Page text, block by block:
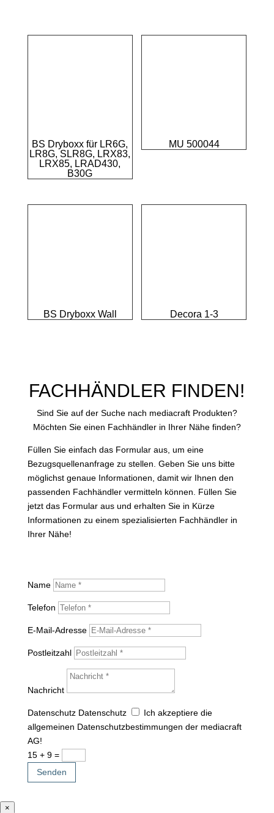
BS Dryboxx für LR6G,
LR8G, SLR8G, LRX83,
LRX85, LRAD430,
B30G
MU 500044
BS Dryboxx Wall Decora 1-3
FACHHÄNDLER FINDEN!
Sind Sie auf der Suche nach mediacraft Produkten?
Möchten Sie einen Fachhändler in Ihrer Nähe finden?
Füllen Sie einfach das Formular aus, um eine
Bezugsquellenanfrage zu stellen. Geben Sie uns bitte
möglichst genaue Informationen, damit wir Ihnen den
passenden Fachhändler vermitteln können. Füllen Sie
jetzt das Formular aus und erhalten Sie in Kürze
Informationen zu einem spezialisierten Fachhändler in
Ihrer Nähe!
Name
Telefon
E-Mail-Adresse
Postleitzahl
Nachricht
Datenschutz Datenschutz
Ich akzeptiere die
allgemeinen Datenschutzbestimmungen der mediacraft
AG!
15 + 9=
Senden
×